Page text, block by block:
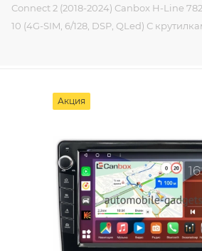
Connect 2 (2018-2024) Canbox H-Line
10 (4G-SIM, 6/128, DSP, QLed) С
Акция